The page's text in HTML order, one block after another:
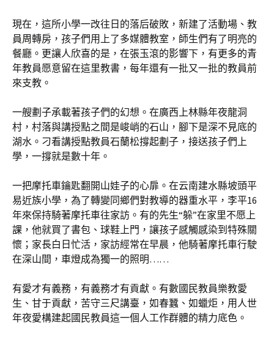
現在，這所小學一改往日的落后破敗，新建了活動場、教
員周轉房，孩子們用上了多媒體教室，師生們有了明亮的
餐廳。更讓人欣喜的是，在張玉滾的影響下，有更多的青
年教員愿意留在這里教書，每年還有一批又一批的教員前
來支教。
一艘劃子承載著孩子們的幻想。在廣西上林縣年夜龍洞
村，村落與講授點之間是峻峭的石山，腳下是深不見底的
湖水。刁看講授點教員石蘭松撐起劃子，接送孩子們上
學，一撐就是數十年。
一把摩托車鑰匙翻開山娃子的心扉。在云南建水縣坡頭平
易近族小學，為了轉變同鄉們對教導的器重水平，李平16
年來保持騎著摩托車往家訪。有的先生“躲”在家里不愿上
課，他就買了書包、球鞋上門，讓孩子感觸感染到特殊關
懷；家長白日忙活，家訪經常在早晨，他騎著摩托車行駛
在深山間，車燈成為獨一的照明……
有愛才有義務，有義務才有貢獻。有數國民教員樂教愛
生、甘于貢獻，苦守三尺講臺，如春蠶、如蠟炬，用人世
年夜愛構建起國民教員這一個人工作群體的精力底色。